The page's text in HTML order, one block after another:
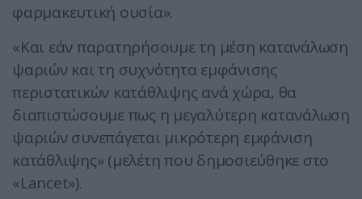
φαρμακευτική ουσία».
«Και εάν παρατηρήσουμε τη μέση κατανάλωση
ψαριών και τη συχνότητα εμφάνισης
περιστατικών κατάθλιψης ανά χώρα, θα
διαπιστώσουμε πως η μεγαλύτερη κατανάλωση
ψαριών συνεπάγεται μικρότερη εμφάνιση
κατάθλιψης» (μελέτη που δημοσιεύθηκε στο
«Lancet»).